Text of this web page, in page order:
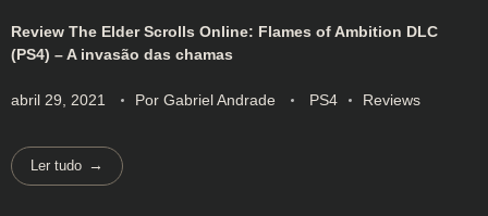
Review The Elder Scrolls Online: Flames of Ambition DLC
(PS4) – A invasão das chamas
abril 29, 2021 Por Gabriel Andrade PS4 Reviews
Ler tudo